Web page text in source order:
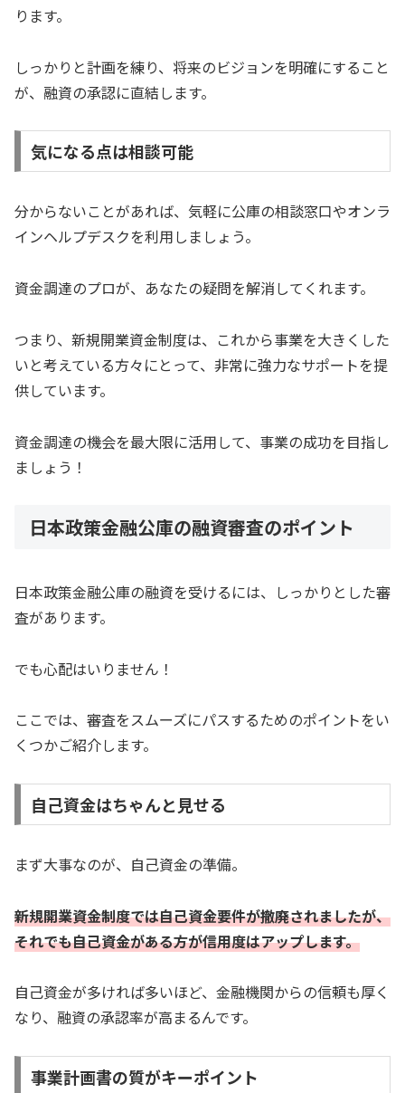
ります。
しっかりと計画を練り、将来のビジョンを明確にすること
が、融資の承認に直結します。
気になる点は相談可能
分からないことがあれば、気軽に公庫の相談窓口やオンラ
インヘルプデスクを利用しましょう。
資金調達のプロが、あなたの疑問を解消してくれます。
つまり、新規開業資金制度は、これから事業を大きくした
いと考えている方々にとって、非常に強力なサポートを提
供しています。
資金調達の機会を最大限に活用して、事業の成功を目指し
ましょう！
日本政策金融公庫の融資審査のポイント
日本政策金融公庫の融資を受けるには、しっかりとした審
査があります。
でも心配はいりません！
ここでは、審査をスムーズにパスするためのポイントをい
くつかご紹介します。
自己資金はちゃんと見せる
まず大事なのが、自己資金の準備。
新規開業資金制度では自己資金要件が撤廃されましたが、
それでも自己資金がある方が信用度はアップします。
自己資金が多ければ多いほど、金融機関からの信頼も厚く
なり、融資の承認率が高まるんです。
事業計画書の質がキーポイント